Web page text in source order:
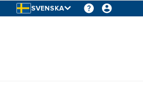
SVENSKA